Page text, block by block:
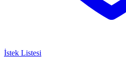
İstek Listesi